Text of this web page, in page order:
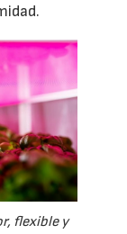
flexible y